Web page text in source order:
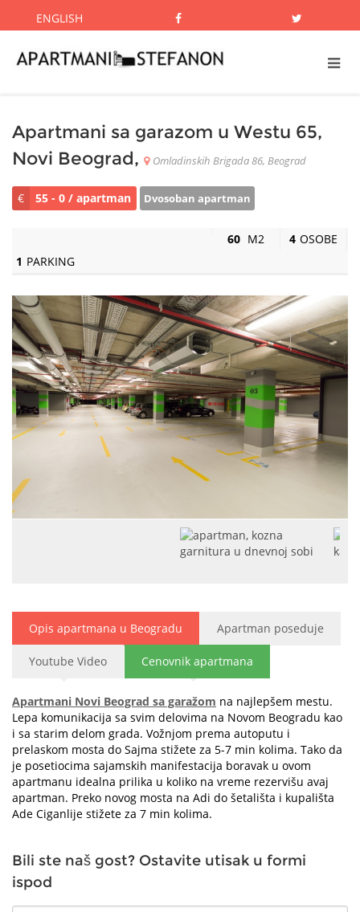
ENGLISH
Apartmani sa garazom u Westu 65,
Novi Beograd,
Omladinskih Brigada 86, Beograd
€ 55 - 0 / apartman Dvosoban apartman
60 M2 4 OSOBE
1 PARKING
Opis apartmana u Beogradu Apartman poseduje
Youtube Video Cenovnik apartmana
Apartmani Novi Beograd sa garažom na najlepšem mestu.
Lepa komunikacija sa svim delovima na Novom Beogradu kao
i sa starim delom grada. Vožnjom prema autoputu i
prelaskom mosta do Sajma stižete za 5-7 min kolima. Tako da
je posetiocima sajamskih manifestacija boravak u ovom
apartmanu idealna prilika u koliko na vreme rezervišu avaj
apartman. Preko novog mosta na Adi do šetališta i kupališta
Ade Ciganlije stižete za 7 min kolima.
Bili ste naš gost? Ostavite utisak u formi
ispod